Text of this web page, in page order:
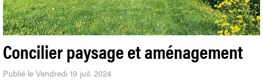
Concilier paysage et aménagement
Publié le Vendredi 19 juil. 2024